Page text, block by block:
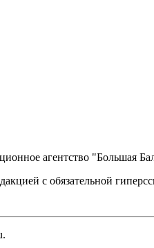
агентство "Большая
с обязательной